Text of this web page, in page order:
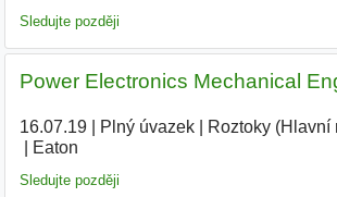
Sledujte později
Power Electronics Mechanical
16.07.19| Plný úvazek| Roztoky (Hlavní
Eaton
Sledujte později